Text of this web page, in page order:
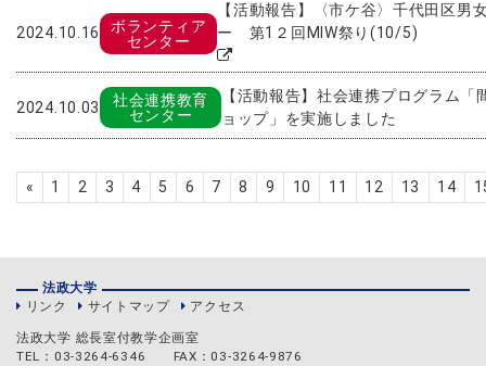
2024.10.16
ボランティア
センター
【活動報告】〈市ケ谷〉千代田区男
ー 第1２回MIW祭り(10/5)
2024.10.03
社会連携教育
センター
【活動報告】社会連携プログラム「
ョップ」を実施しました
« Previous
1 2 3 4 5 6 7 8 9 10 11 12 13 14
法政大学
リンク
サイトマップ アクセス
法政大学 総長室付教学企画室
TEL：03-3264-6346 FAX：03-3264-9876